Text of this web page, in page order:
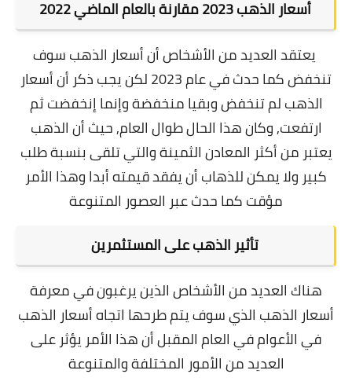
أسعار الذهب 2023 مقارنة بالعام الماضي 2022
يعتقد العديد من الأشخاص أن أسعار الذهب سوف
تنخفض كما حدث في عام 2023 لكن يجب ذكر أن أسعار
الذهب لم تنخفض وبقيا منخفضة وإنما إنخفضت ثم
ارتفعت, وكان هذا الحال طوال العام,حيث أن الذهب
يعتبر من أكثر المعادن الثمينة والتي تلقى بنسبة طلب
كبير ولا يمكن للذهاب أن يفقد قيمته أبدا وهذا الأمر
مؤقت كما حدث عبر العصور المتنوعة
تأثير الذهب على المستثمرين
هناك العديد من الأشخاص الذين يرغبون في معرفة
أسعار الذهب الذي سوف يتم طرحها اتجاه أسعار الذهب
في الأعوام في العام المقبل أن هذا الأمر يؤثر على
العديد من الأمور المختلفة والمتنوعة